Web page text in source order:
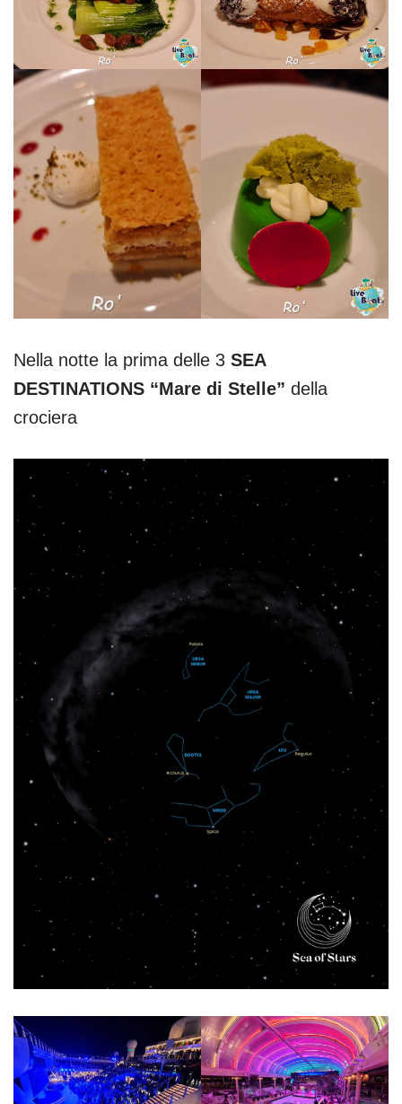
Nella notte la prima delle 3 SEA
DESTINATIONS “Mare di Stelle” della
crociera